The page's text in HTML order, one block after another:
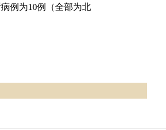
例为10例（全部为北